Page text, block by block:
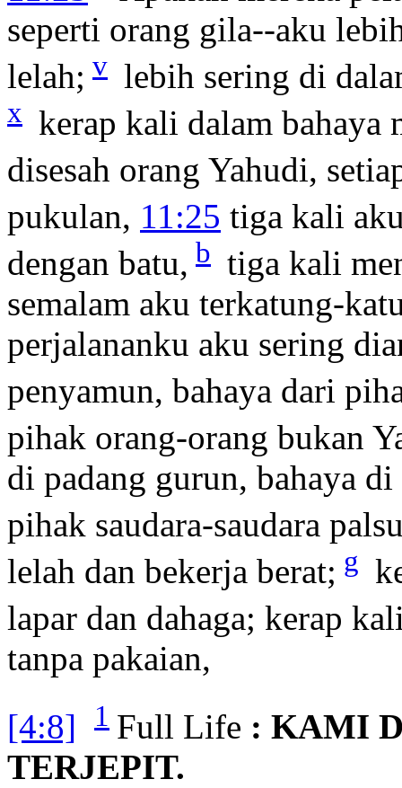
seperti orang gila--aku
lelah; v lebih sering di
x kerap kali dalam bahaya
disesah orang Yahudi,
pukulan, 11:25 tiga kali
dengan batu, b tiga kali
semalam aku terkatung-
perjalananku aku sering
penyamun, bahaya dari
pihak orang-orang bukan
di padang gurun, bahaya
pihak saudara-saudara
lelah dan bekerja berat; g
lapar dan dahaga; kerap
tanpa pakaian,
[4:8]
1 Full Life : KAMI
TERJEPIT.